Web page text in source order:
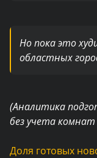
Но пока это
областных
(Аналитика
без учета комнат
Доля готовых